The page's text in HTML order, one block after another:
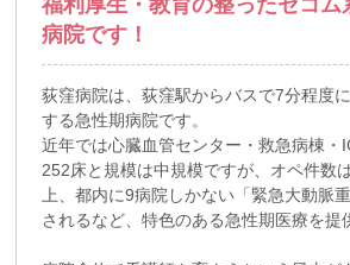
病院です！
荻窪病院は、荻窪駅からバスで7分程度
する急性期病院です。
近年では心臓血管センター・救急病棟・
252床と規模は中規模ですが、オペ件数
上、都内に9病院しかない「緊急大動脈
されるなど、特色のある急性期医療を提